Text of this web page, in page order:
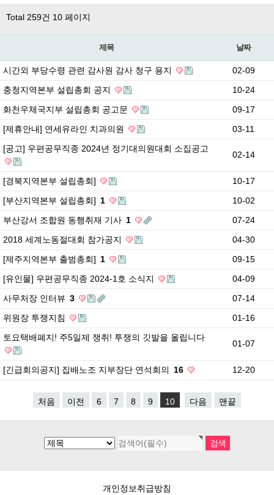
Total 259건 10 페이지
제목 날짜
시간외 부당수령 관련 감사원 감사 청구 용지
02-09
충청지역본부 설립총회 공지
10-24
화천우체국지부 설립총회 공고문
09-17
[제휴안내] 연세유라인 치과의원
03-11
[공고] 우편공무직종 2024년 정기대의원대회 소집공고
02-14
[경북지역본부 설립총회]
10-17
[부산지역본부 설립총회] 1
10-02
부산강서 조합원 동행취재 기사 1
07-24
2018 세계노동절대회 참가공지
04-30
[제주지역본부 출범총회] 1
09-15
[유인물] 우편공무직종 2024-1호 소식지
04-09
사무처장 인터뷰 3
07-14
위원장 투쟁지침
01-16
토요택배폐지! 주5일제 쟁취! 투쟁의 깃발을 올립니다
01-07
[긴급회의공지] 집배노조 지부장단 연석회의 16 12-20
처음 이전 6 7 8 9 10 다음 맨끝
개인정보취급방침